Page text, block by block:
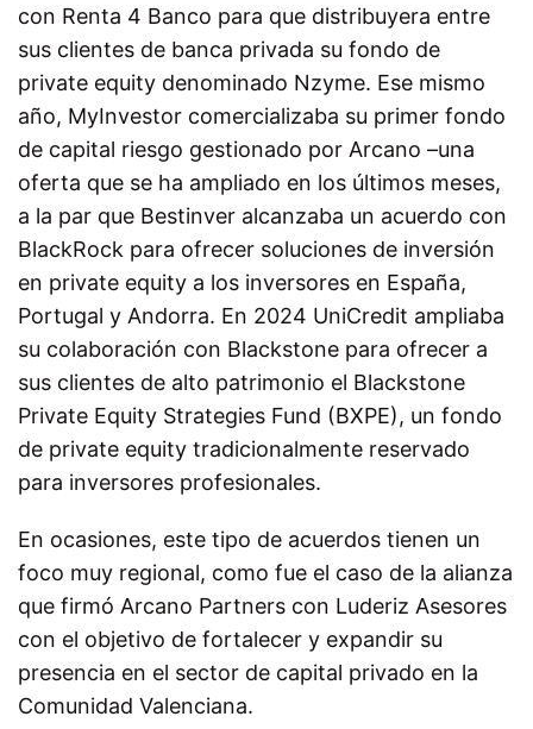
con Renta 4 Banco para que distribuyera entre
sus clientes de banca privada su fondo de
private equity denominado Nzyme. Ese mismo
año, MyInvestor comercializaba su primer fondo
de capital riesgo gestionado por Arcano –una
oferta que se ha ampliado en los últimos meses,
a la par que Bestinver alcanzaba un acuerdo con
BlackRock para ofrecer soluciones de inversión
en private equity a los inversores en España,
Portugal y Andorra. En 2024 UniCredit ampliaba
su colaboración con Blackstone para ofrecer a
sus clientes de alto patrimonio el Blackstone
Private Equity Strategies Fund (BXPE), un fondo
de private equity tradicionalmente reservado
para inversores profesionales.
En ocasiones, este tipo de acuerdos tienen un
foco muy regional, como fue el caso de la alianza
que firmó Arcano Partners con Luderiz Asesores
con el objetivo de fortalecer y expandir su
presencia en el sector de capital privado en la
Comunidad Valenciana.